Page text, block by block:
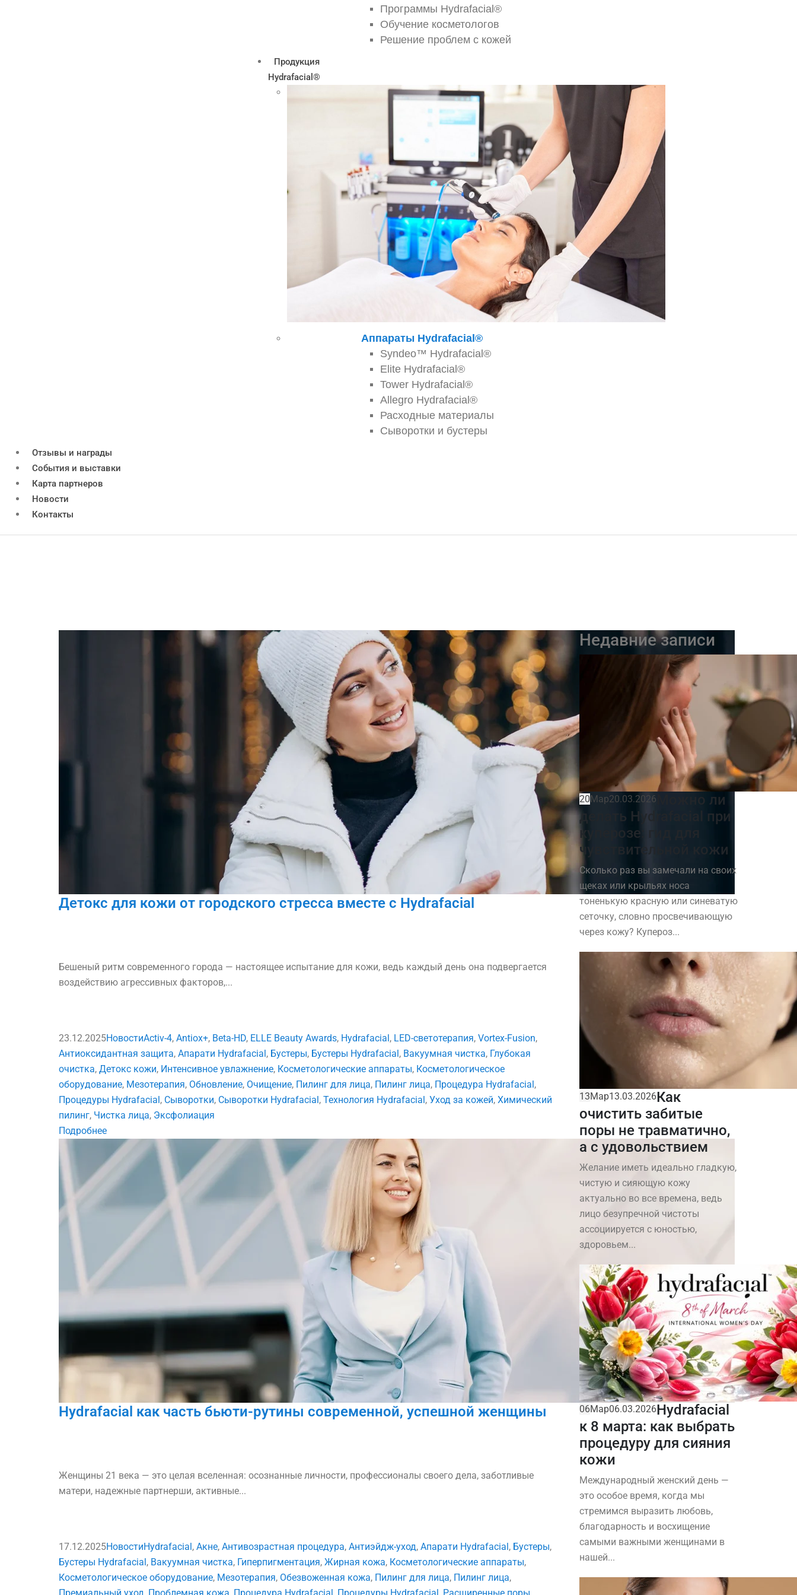
Программы Hydrafacial®
Обучение косметологов
Решение проблем с кожей
Продукция
Hydrafacial®
Аппараты Hydrafacial®
Syndeo™ Hydrafacial®
Elite Hydrafacial®
Tower Hydrafacial®
Allegro Hydrafacial®
Расходные материалы
Сыворотки и бустеры
Отзывы и награды
События и выставки
Карта партнеров
Новости
Контакты
Детокс для кожи от городского стресса вместе с Hydrafacial
Бешеный ритм современного города — настоящее испытание для кожи, ведь каждый день она подвергается
воздействию агрессивных факторов,...
23.12.2025НовостиActiv-4, Antiox+, Beta-HD, ELLE Beauty Awards, Hydrafacial, LED-светотерапия, Vortex-Fusion,
Антиоксидантная защита, Апарати Hydrafacial, Бустеры, Бустеры Hydrafacial, Вакуумная чистка, Глубокая
очистка, Детокс кожи, Интенсивное увлажнение, Косметологические аппараты, Косметологическое
оборудование, Мезотерапия, Обновление, Очищение, Пилинг для лица, Пилинг лица, Процедура Hydrafacial,
Процедуры Hydrafacial, Сыворотки, Сыворотки Hydrafacial, Технология Hydrafacial, Уход за кожей, Химический
пилинг, Чистка лица, Эксфолиация
Подробнее
Hydrafacial как часть бьюти-рутины современной, успешной женщины
Женщины 21 века — это целая вселенная: осознанные личности, профессионалы своего дела, заботливые
матери, надежные партнерши, активные...
17.12.2025НовостиHydrafacial, Акне, Антивозрастная процедура, Антиэйдж-уход, Апарати Hydrafacial, Бустеры,
Бустеры Hydrafacial, Вакуумная чистка, Гиперпигментация, Жирная кожа, Косметологические аппараты,
Косметологическое оборудование, Мезотерапия, Обезвоженная кожа, Пилинг для лица, Пилинг лица,
Недавние записи
20Мар20.03.2026
Можно ли
делать Hydrafacial при
куперозе: гид для
чувствительной кожи
Сколько раз вы замечали на своих
щеках или крыльях носа
тоненькую красную или синеватую
сеточку, словно просвечивающую
через кожу? Купероз...
13Мар13.03.2026Как
очистить забитые
поры не травматично,
а с удовольствием
Желание иметь идеально гладкую,
чистую и сияющую кожу
актуально во все времена, ведь
лицо безупречной чистоты
ассоциируется с юностью,
здоровьем...
06Мар06.03.2026Hydrafacial
к 8 марта: как выбрать
процедуру для сияния
кожи
Международный женский день —
это особое время, когда мы
стремимся выразить любовь,
благодарность и восхищение
самыми важными женщинами в
нашей...